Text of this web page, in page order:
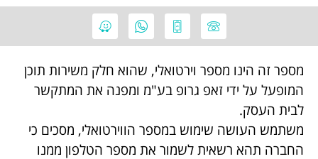
מספר זה הינו מספר וירטואלי, שהוא חלק משירות תוכן
המופעל על ידי זאפ גרופ בע"מ ומפנה את המתקשר
לבית העסק.
משתמש העושה שימוש במספר הווירטואלי, מסכים כי
החברה תהא רשאית לשמור את מספר הטלפון ממנו